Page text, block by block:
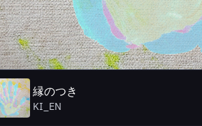
縁のつき
KI_EN